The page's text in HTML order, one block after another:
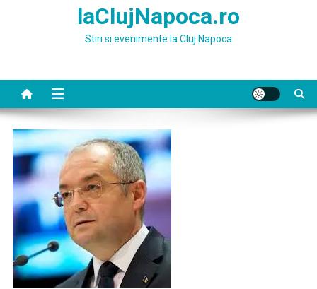
laClujNapoca.ro
Stiri si evenimente la Cluj Napoca